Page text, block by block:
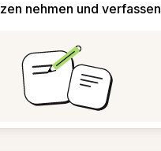
nehmen und verfassen